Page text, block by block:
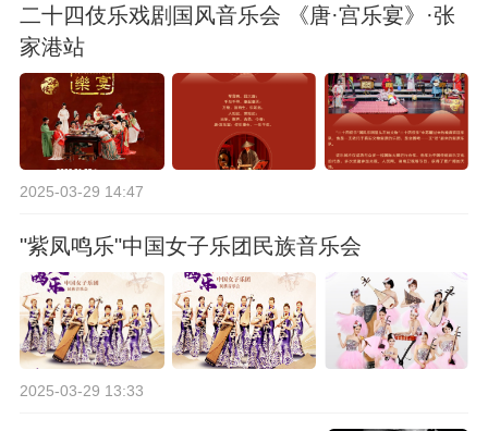
二十四伎乐戏剧国风音乐会 《唐·宫乐宴》·张
家港站
2025-03-29 14:47
"紫凤鸣乐"中国女子乐团民族音乐会
2025-03-29 13:33